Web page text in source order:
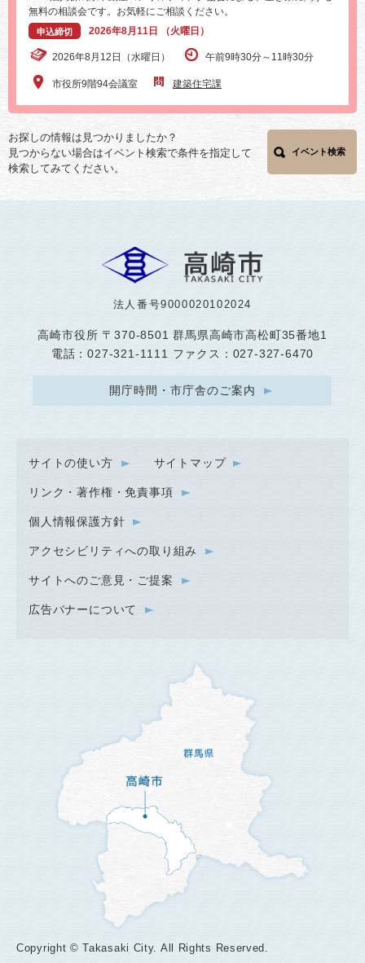
無料の相談会です。お気軽にご相談ください。
申込締切 2026年8月11日 （火曜日）
2026年8月12日（水曜日） 午前9時30分～11時30分
市役所9階94会議室 建築住宅課
お探しの情報は見つかりましたか？
見つからない場合はイベント検索で条件を指定して
検索してみてください。
イベント検索
法人番号9000020102024
高崎市役所 〒370-8501 群馬県高崎市高松町35番地1
電話：027-321-1111 ファクス：027-327-6470
開庁時間・市庁舎のご案内
サイトの使い方 サイトマップ
リンク・著作権・免責事項
個人情報保護方針
アクセシビリティへの取り組み
サイトへのご意見・ご提案
広告バナーについて
Copyright © Takasaki City. All Rights Reserved.